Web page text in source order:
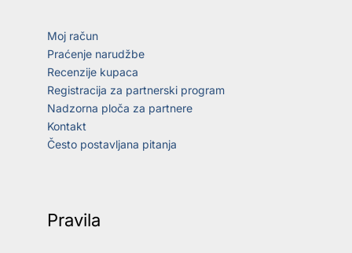
Moj račun
Praćenje narudžbe
Recenzije kupaca
Registracija za partnerski program
Nadzorna ploča za partnere
Kontakt
Često postavljana pitanja
Pravila